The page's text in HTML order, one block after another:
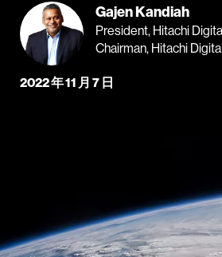
Gajen Kandiah
President, Hitachi
Chairman, Hitachi
2022 年 11 月 7 日